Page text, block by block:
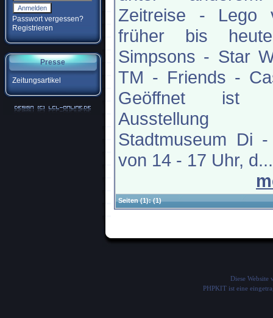
Passwort vergessen?
Registrieren
Presse
Zeitungsartikel
Zeitreise - Lego
früher bis
Simpsons - Star
TM - Friends -
Geöffnet ist
Ausstellung
Stadtmuseum Di
von 14 - 17 Uhr, d...
Seiten(1):(1)
Diese Website
PHPKIT ist eine